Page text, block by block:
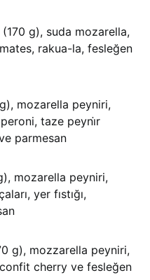
g), suda mozarella,
rakua-la, fesleğen
mozarella peyniri,
taze peyni̇r
parmesan
mozarella peyniri,
yer fıstığı,
g), mozzarella peyniri,
cherry ve fesleğen